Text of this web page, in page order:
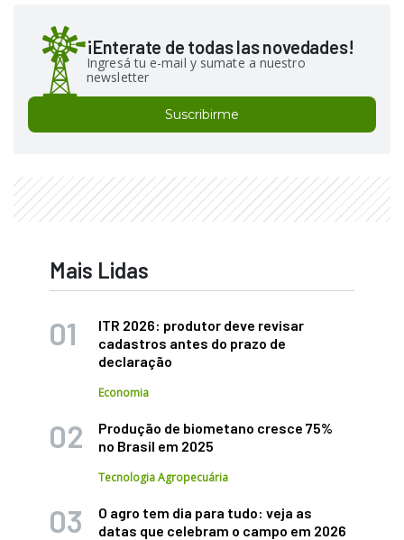
¡Enterate de todas las novedades!
Ingresá tu e-mail y sumate a nuestro
newsletter
Suscribirme
Mais Lidas
ITR 2026: produtor deve revisar
cadastros antes do prazo de
declaração
Economia
Produção de biometano cresce 75%
no Brasil em 2025
Tecnologia Agropecuária
O agro tem dia para tudo: veja as
datas que celebram o campo em 2026